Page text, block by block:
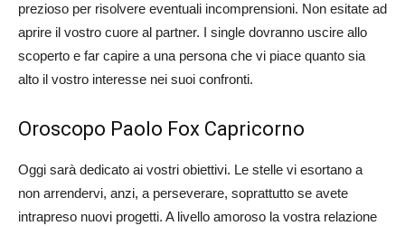
prezioso per risolvere eventuali incomprensioni. Non esitate ad
aprire il vostro cuore al partner. I single dovranno uscire allo
scoperto e far capire a una persona che vi piace quanto sia
alto il vostro interesse nei suoi confronti.
Oroscopo Paolo Fox Capricorno
Oggi sarà dedicato ai vostri obiettivi. Le stelle vi esortano a
non arrendervi, anzi, a perseverare, soprattutto se avete
intrapreso nuovi progetti. A livello amoroso la vostra relazione